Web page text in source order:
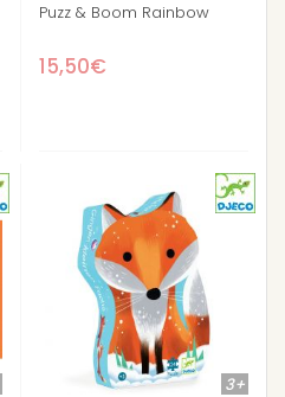
Puzz & Boom Rainbow
15,50€
3+